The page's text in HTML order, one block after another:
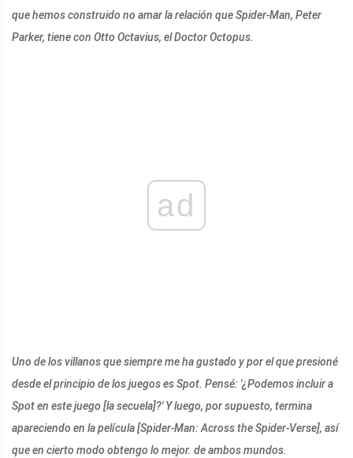
que hemos construido no amar la relación que Spider-Man, Peter
Parker, tiene con Otto Octavius, el Doctor Octopus.
ad
Uno de los villanos que siempre me ha gustado y por el que presioné
desde el principio de los juegos es Spot. Pensé: '¿Podemos incluir a
Spot en este juego [la secuela]?' Y luego, por supuesto, termina
apareciendo en la película [Spider-Man: Across the Spider-Verse], así
que en cierto modo obtengo lo mejor. de ambos mundos.